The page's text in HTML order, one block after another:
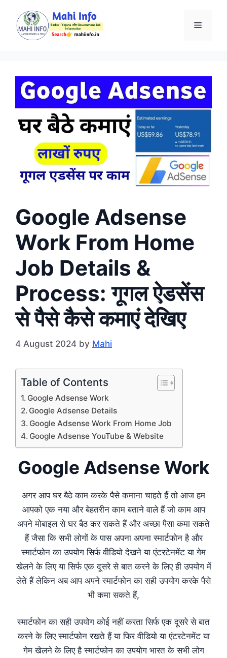
content
Menu
Google Adsense
Work From Home
Job Details &
Process: गूगल ऐडसेंस
से पैसे कैसे कमाएं देखिए
4 August 2024 by Mahi
Table of Contents
Google Adsense Work
Google Adsense Details
Google Adsense Work From Home Job
Google Adsense YouTube & Website
Google Adsense Work
अगर आप घर बैठे काम करके पैसे कमाना चाहते हैं तो आज हम
आपको एक नया और बेहतरीन काम बताने वाले हैं जो काम आप
अपने मोबाइल से घर बैठ कर सकते हैं और अच्छा पैसा कमा सकते
हैं जैसा कि सभी लोगों के पास अपना अपना स्मार्टफोन है और
स्मार्टफोन का उपयोग सिर्फ वीडियो देखने या एंटरटेनमेंट या गेम
खेलने के लिए या सिर्फ एक दूसरे से बात करने के लिए ही उपयोग में
लेते हैं लेकिन अब आप अपने स्मार्टफोन का सही उपयोग करके पैसे
भी कमा सकते हैं,
स्मार्टफोन का सही उपयोग कोई नहीं करता सिर्फ एक दूसरे से बात
करने के लिए स्मार्टफोन रखते हैं या फिर वीडियो या एंटरटेनमेंट या
गेम खेलने के लिए है स्मार्टफोन का उपयोग भारत के सभी लोग